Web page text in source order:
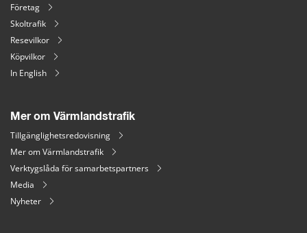
Företag
Skoltrafik
Resevilkor
Köpvilkor
In English
Mer om Värmlandstrafik
Tillgänglighetsredovisning
Mer om Värmlandstrafik
Verktygslåda för samarbetspartners
Media
Nyheter